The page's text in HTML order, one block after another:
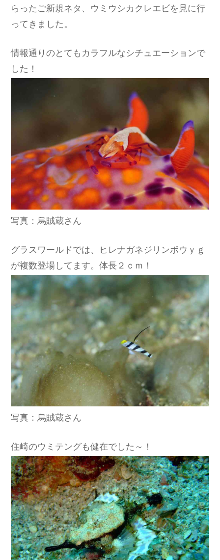
らったご新規ネタ、ウミウシカクレエビを見に行
ってきました。
情報通りのとてもカラフルなシチュエーションで
した！
写真：烏賊蔵さん
グラスワールドでは、ヒレナガネジリンボウｙｇ
が複数登場してます。体長２ｃｍ！
写真：烏賊蔵さん
住崎のウミテングも健在でした～！